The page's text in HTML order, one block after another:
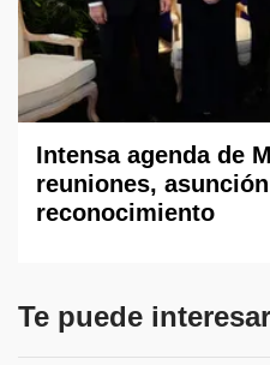
Intensa agenda de
reuniones,
reconocimiento
Te puede interesar